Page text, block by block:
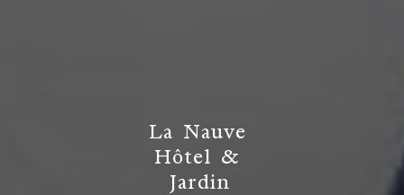
La Nauve
Hôtel &
Jardin